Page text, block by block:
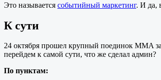
Это называется событийный маркетинг. И да,
К сути
24 октября прошел крупный поединок MMA
перейдем к самой сути, что же сделал админ?
По пунктам: